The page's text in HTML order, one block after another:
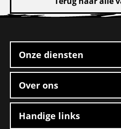
Rangeerder
Boxtel
footer
Onze diensten
Over ons
Handige links